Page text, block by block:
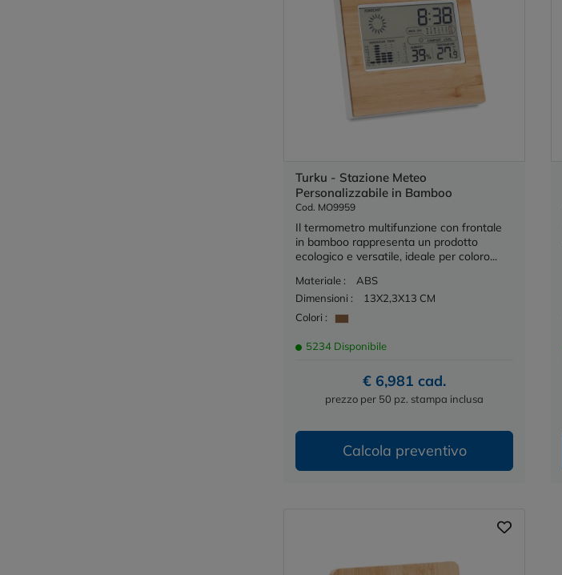
Turku - Stazione Meteo
Personalizzabile in Bamboo
Cod. MO9959
Il termometro multifunzione con frontale
in bamboo rappresenta un prodotto
ecologico e versatile, ideale per coloro...
Materiale :
ABS
Dimensioni :
13X2,3X13 CM
Colori :
5234 Disponibile
€ 6,981 cad.
prezzo per 50 pz. stampa inclusa
Calcola preventivo